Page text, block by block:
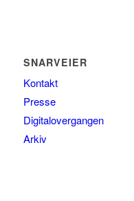
SNARVEIER
Kontakt
Presse
Digitalovergangen
Arkiv